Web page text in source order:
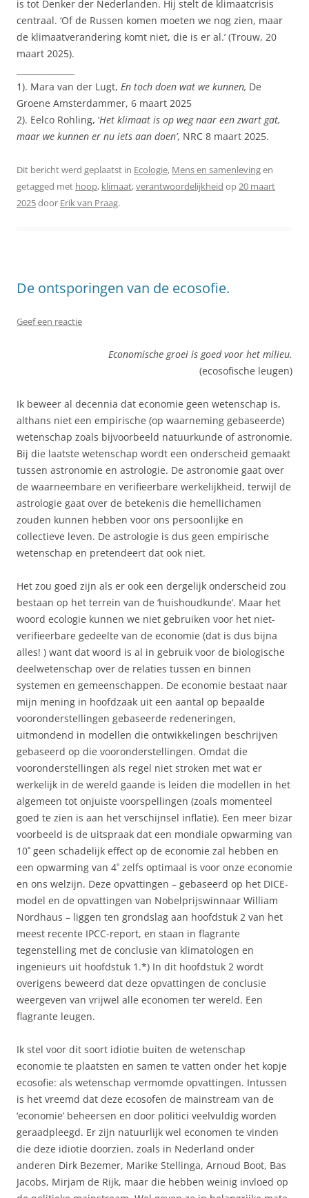
is tot Denker der Nederlanden. Hij stelt de klimaatcrisis
centraal. ‘Of de Russen komen moeten we nog zien, maar
de klimaatverandering komt niet, die is er al.’ (Trouw, 20
maart 2025).
1). Mara van der Lugt, En toch doen wat we kunnen, De
Groene Amsterdammer, 6 maart 2025
2). Eelco Rohling, ‘Het klimaat is op weg naar een zwart gat,
maar we kunnen er nu iets aan doen’, NRC 8 maart 2025.
Dit bericht werd geplaatst in Ecologie, Mens en samenlevingen
getagged met hoop, klimaat,verantwoordelijkheid op20 maart
2025door Erik van Praag.
De ontsporingen van de ecosofie.
Geef een reactie
Economische groei is goed voor het milieu.
(ecosofische leugen)
Ik beweer al decennia dat economie geen wetenschap is,
althans niet een empirische (op waarneming gebaseerde)
wetenschap zoals bijvoorbeeld natuurkunde of astronomie.
Bij die laatste wetenschap wordt een onderscheid gemaakt
tussen astronomie en astrologie. De astronomie gaat over
de waarneembare en verifieerbare werkelijkheid, terwijl de
astrologie gaat over de betekenis die hemellichamen
zouden kunnen hebben voor ons persoonlijke en
collectieve leven. De astrologie is dus geen empirische
wetenschap en pretendeert dat ook niet.
Het zou goed zijn als er ook een dergelijk onderscheid zou
bestaan op het terrein van de ‘huishoudkunde’. Maar het
woord ecologie kunnen we niet gebruiken voor het niet-
verifieerbare gedeelte van de economie (dat is dus bijna
alles! ) want dat woord is al in gebruik voor de biologische
deelwetenschap over de relaties tussen en binnen
systemen en gemeenschappen. De economie bestaat naar
mijn mening in hoofdzaak uit een aantal op bepaalde
vooronderstellingen gebaseerde redeneringen,
uitmondend in modellen die ontwikkelingen beschrijven
gebaseerd op die vooronderstellingen. Omdat die
vooronderstellingen als regel niet stroken met wat er
werkelijk in de wereld gaande is leiden die modellen in het
algemeen tot onjuiste voorspellingen (zoals momenteel
goed te zien is aan het verschijnsel inflatie). Een meer bizar
voorbeeld is de uitspraak dat een mondiale opwarming van
10˚ geen schadelijk effect op de economie zal hebben en
een opwarming van 4˚ zelfs optimaal is voor onze economie
en ons welzijn. Deze opvattingen – gebaseerd op het DICE-
model en de opvattingen van Nobelprijswinnaar William
Nordhaus – liggen ten grondslag aan hoofdstuk 2 van het
meest recente IPCC-report, en staan in flagrante
tegenstelling met de conclusie van klimatologen en
ingenieurs uit hoofdstuk 1.*) In dit hoofdstuk 2 wordt
overigens beweerd dat deze opvattingen de conclusie
weergeven van vrijwel alle economen ter wereld. Een
flagrante leugen.
Ik stel voor dit soort idiotie buiten de wetenschap
economie te plaatsten en samen te vatten onder het kopje
ecosofie: als wetenschap vermomde opvattingen. Intussen
is het vreemd dat deze ecosofen de mainstream van de
‘economie’ beheersen en door politici veelvuldig worden
geraadpleegd. Er zijn natuurlijk wel economen te vinden
die deze idiotie doorzien, zoals in Nederland onder
anderen Dirk Bezemer, Marike Stellinga, Arnoud Boot, Bas
Jacobs, Mirjam de Rijk, maar die hebben weinig invloed op